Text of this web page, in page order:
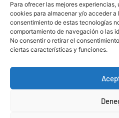
Para ofrecer las mejores
cookies para almacenar y/o acceder
consentimiento de estas tecnologías
comportamiento de navegación o las
No consentir o retirar el
ciertas características y funciones.
Política
Canal